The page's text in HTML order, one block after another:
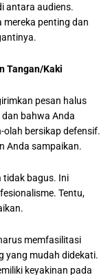
antara audiens.
mereka penting dan
Tangan/Kaki
pesan halus
bahwa Anda
olah bersikap defensif.
Anda sampaikan.
tidak bagus. Ini
Tentu,
memfasilitasi
yang mudah didekati.
keyakinan pada